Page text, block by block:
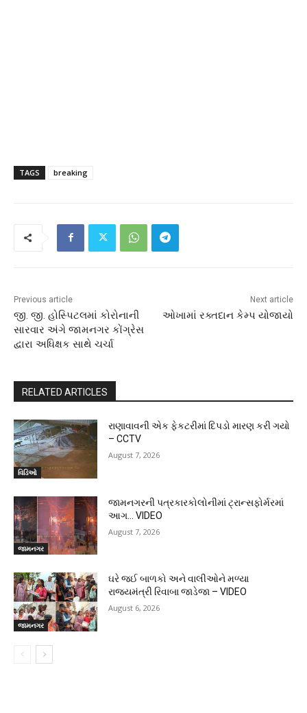
TAGS breaking
Previous article
જી. જી. હોસ્પિટલમાં કોરોનાની
સારવાર અંગે જામનગર કોંગ્રેસ
દ્વારા અધિક્ષક સાથે ચર્ચા
Next article
ઓખામાં રક્તદાન કેમ્પ યોજાયો
RELATED ARTICLES
વિડિઓ
રાણાવાવની એક ફેકટરીમાં દિપડો મારણ કરી ગયો
– CCTV
August 7, 2026
જામનગર
જામનગરની પત્રકારકોલોનીમાં ટ્રાન્સફોર્મરમાં
આગ… VIDEO
August 7, 2026
જામનગર
ઘરે જઈ બાળકો અને વાલીઓને મળ્યા
રાજ્યમંત્રી રિવાબા જાડેજા – VIDEO
August 6, 2026